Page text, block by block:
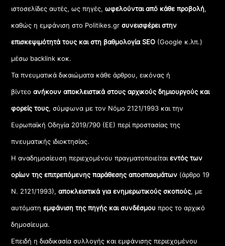
ιστοσελίδες αυτές, ως πηγές,ωφελούνται από κάθε προβολή,
καθώς η εμφάνιση στο Politikes.gr συνεισφέρει στην
επισκεψιμότητά τους και στη βαθμολογία SEO (Google κ.λπ.)
μέσω backlink κοκ.
Τα πνευματικά δικαιώματα κάθε άρθρου, εικόνας ή
βίντεοανήκουν αποκλειστικά στους αρχικούς δημιουργούς και
φορείς τους, σύμφωνα με τον Νόμο 2121/1993 και την
Ευρωπαϊκή Οδηγία 2019/790 (ΕΕ) περί προστασίας της
πνευματικής ιδιοκτησίας.
Η αναδημοσίευση περιεχομένου πραγματοποιείταιεντός των
ορίων της επιτρεπόμενης παράθεσης αποσπασμάτων (άρθρο 19
Ν. 2121/1993), αποκλειστικά για ενημερωτικούς σκοπούς, με
αυτόματηεμφάνιση της πηγής και συνδέσμου προς το αρχικό
δημοσίευμα.
Επειδή η διαδικασία συλλογής και εμφάνισης περιεχομένου